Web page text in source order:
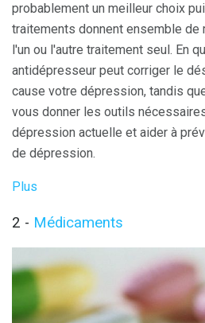
probablement un meilleur choix
traitements donnent ensemble
l'un ou l'autre traitement seul. En
antidépresseur peut corriger le
cause votre dépression, tandis
vous donner les outils
dépression actuelle et aider à
de dépression.
Plus
2 - Médicaments